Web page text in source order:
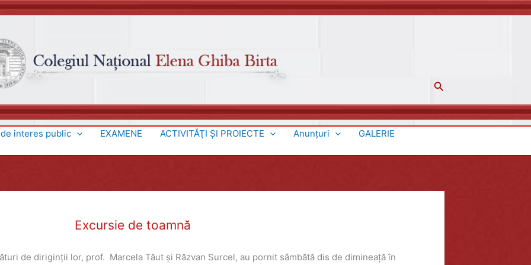
Search
interes public EXAMENE ACTIVITĂŢI ŞI PROIECTE Anunţuri
GALERIE
Excursie de toamnă
de diriginții lor, prof. Marcela Tăut și Răzvan Surcel, au pornit sâmbătă dis de dimineață în